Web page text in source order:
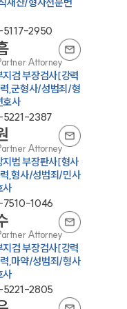
2950
Attorney
지검 부장검사[강력
,군형사/성범죄/형
호사
2387
Attorney
지법 부장판사[형사
,형사/성범죄/민사
사
1046
Attorney
지검 부장검사[강력
,마약/성범죄/형사
사
2805